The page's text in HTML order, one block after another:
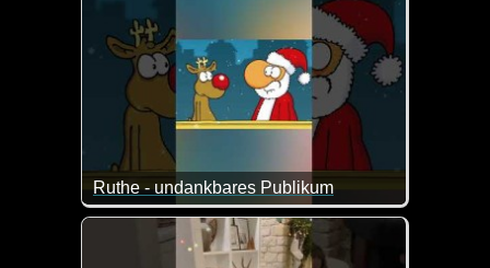
Ruthe - undankbares Publikum
Tja, da haben der Weihnachtsmann und Rudi